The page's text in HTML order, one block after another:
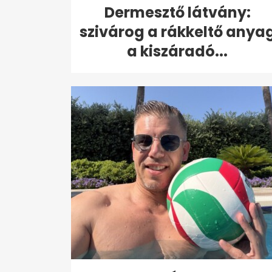
Dermesztő látvány:
szivárog a rákkeltő
a kiszáradó...